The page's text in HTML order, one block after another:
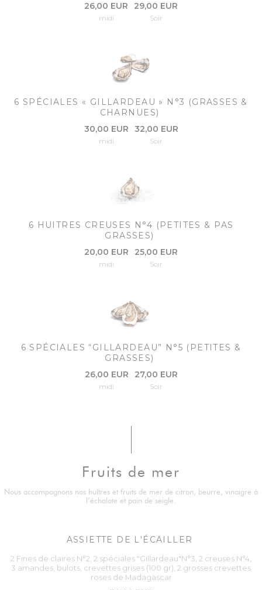
26,00 EUR
midi
29,00 EUR
Soir
6 SPÉCIALES « GILLARDEAU » N°3 (GRASSES &
CHARNUES)
30,00 EUR
midi
32,00 EUR
Soir
6 HUITRES CREUSES N°4 (PETITES & PAS
GRASSES)
20,00 EUR
midi
25,00 EUR
Soir
6 SPÉCIALES “GILLARDEAU” N°5 (PETITES &
GRASSES)
26,00 EUR
midi
27,00 EUR
Soir
Fruits de mer
Nous accompagnons nos huîtres et fruits de mer de citron, beurre, vinaigre à
l’échalote et pain de seigle.
ASSIETTE DE L'ÉCAILLER
2 Fines de claires N°2, 2 spéciales "Gillardeau"N°3, 2 creuses N°4,
3 amandes, bulots, crevettes grises (100 gr), 2 grosses crevettes
roses de Madagascar